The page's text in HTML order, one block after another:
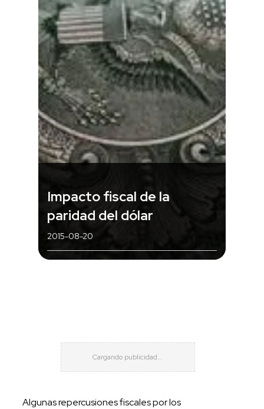
Impacto fiscal de la
paridad del dólar
2015-08-20
Algunas repercusiones fiscales por los